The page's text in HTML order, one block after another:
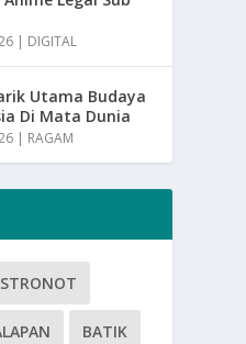
| DIGITAL
Utama Budaya
Di Mata Dunia
| RAGAM
BATIK